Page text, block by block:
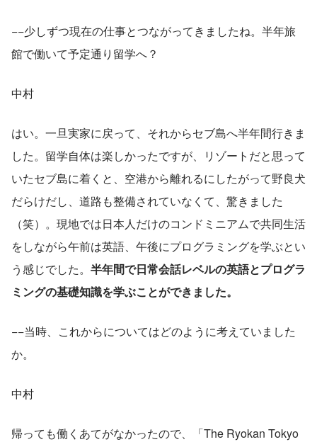
−−少しずつ現在の仕事とつながってきましたね。半年旅
館で働いて予定通り留学へ？
中村
はい。一旦実家に戻って、それからセブ島へ半年間行きま
した。留学自体は楽しかったですが、リゾートだと思って
いたセブ島に着くと、空港から離れるにしたがって野良犬
だらけだし、道路も整備されていなくて、驚きました
（笑）。現地では日本人だけのコンドミニアムで共同生活
をしながら午前は英語、午後にプログラミングを学ぶとい
う感じでした。 半年間で日常会話レベルの英語とプログラ
ミングの基礎知識を学ぶことができました。
−−当時、これからについてはどのように考えていました
か。
中村
帰っても働くあてがなかったので、「The Ryokan Tokyo